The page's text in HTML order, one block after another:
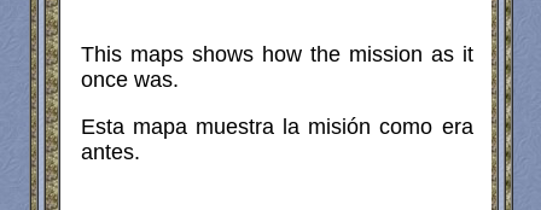
This maps shows how the mission as it
once was.
Esta mapa muestra la misión como era
antes.